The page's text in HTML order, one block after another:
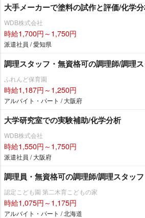
大手メーカーで塗料の試作と評価/化学
WDB株式会社
時給1,700円～1,750円
派遣社員 / 愛知県
調理スタッフ・無資格可の調理師/調理
ふれんど保育園
時給1,187円～1,250円
アルバイト・パート / 大阪府
大学研究室での実験補助/化学分析
WDB株式会社
時給1,550円～1,750円
派遣社員 / 大阪府
調理員・無資格可の調理師/調理スタッフ
認定こども園 第二木育こどもの家
時給1,075円～1,175円
アルバイト・パート / 北海道